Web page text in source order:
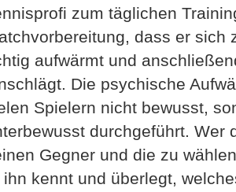
zum täglichen
dass er sich
aufwärmt und
Die psychische
Spielern nicht bewusst,
durchgeführt. Wer
Gegner und die zu
ihn kennt und überlegt,